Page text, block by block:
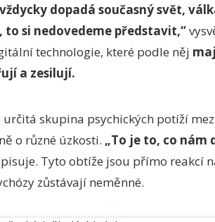
dopadá současný svět,
to si nedovedeme představit,“
technologie, které podle něj
a zesilují.
určitá skupina psychických potíží
o různé úzkosti. „To je to, co
Tyto obtíže jsou přímo reakcí
zůstávají neměnné.